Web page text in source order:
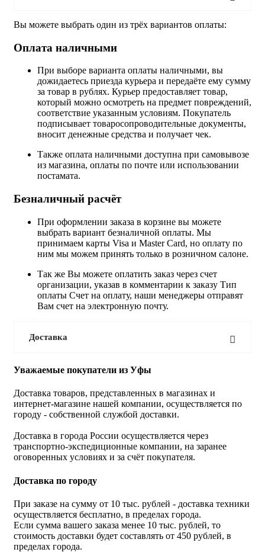
Вы можете выбрать один из трёх вариантов оплаты:
Оплата наличными
При выборе варианта оплаты наличными, вы
дожидаетесь приезда курьера и передаёте ему сумму
за товар в рублях. Курьер предоставляет товар,
который можно осмотреть на предмет повреждений,
соответствие указанным условиям. Покупатель
подписывает товаросопроводительные документы,
вносит денежные средства и получает чек.
Также оплата наличными доступна при самовывозе
из магазина, оплаты по почте или использовании
постамата.
Безналичный расчёт
При оформлении заказа в корзине вы можете
выбрать вариант безналичной оплаты. Мы
принимаем карты Visa и Master Card, но оплату по
ним мы можем принять только в розничном салоне.
Так же Вы можете оплатить заказ через счет
организации, указав в комментарии к заказу Тип
оплаты Счет на оплату, наши менеджеры отправят
Вам счет на электронную почту.
Доставка
Уважаемые покупатели из Уфы
Доставка товаров, представленных в магазинах и
интернет-магазине нашей компании, осуществляется по
городу - собственной службой доставки.
Доставка в города России осуществляется через
транспортно-экспедиционные компании, на заранее
оговоренных условиях и за счёт покупателя.
Доставка по городу
При заказе на сумму от 10 тыс. рублей - доставка техники
осуществляется бесплатно, в пределах города.
Если сумма вашего заказа менее 10 тыс. рублей, то
стоимость доставки будет составлять от 450 рублей, в
пределах города.